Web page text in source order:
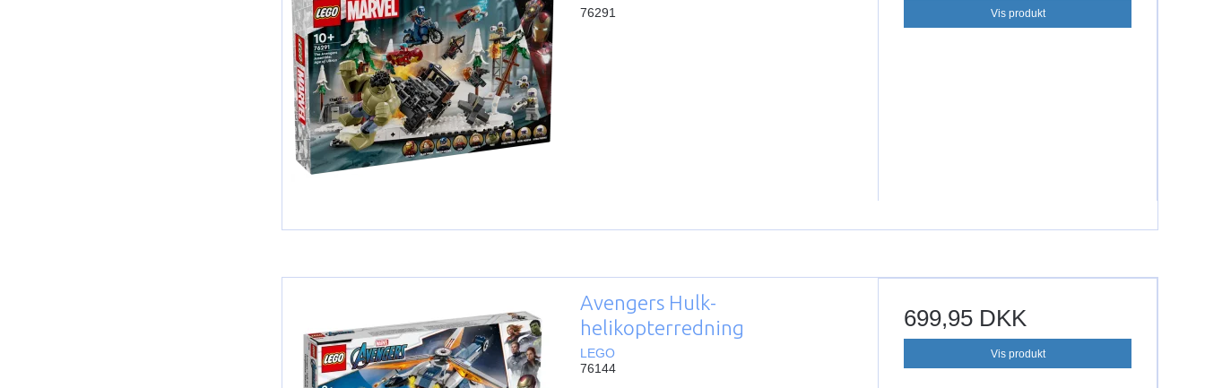
76291 Vis produkt
Avengers Hulk-
helikopterredning
LEGO
76144
699,95 DKK
Vis produkt